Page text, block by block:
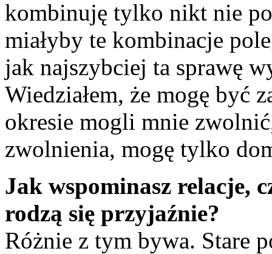
kombinuję tylko nikt nie
miałyby te kombinacje
jak najszybciej ta sprawę
Wiedziałem, że mogę być
okresie mogli mnie
zwolnienia, mogę tylko
Jak wspominasz relacje,
rodzą się przyjaźnie?
Różnie z tym bywa. Stare